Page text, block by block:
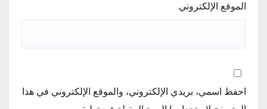
الموقع الإلكتروني
احفظ اسمي، بريدي الإلكتروني، والموقع الإلكتروني في هذا